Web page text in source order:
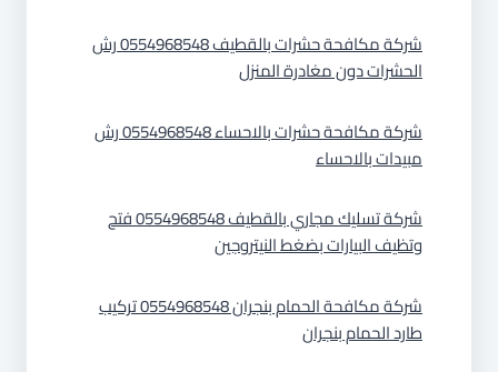
شركة مكافحة حشرات بالقطيف 0554968548 رش
الحشرات دون مغادرة المنزل
شركة مكافحة حشرات بالاحساء 0554968548 رش
مبيدات بالاحساء
شركة تسليك مجاري بالقطيف 0554968548 فتح
وتظيف البيارات بضغط النيتروجين
شركة مكافحة الحمام بنجران 0554968548 تركيب
طارد الحمام بنجران